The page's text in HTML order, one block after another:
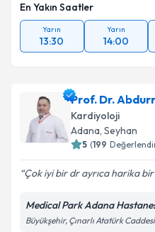
Takvim
En Yakın Saatler
Yarın
13:30
Yarın
14:00
Prof. Dr.
Kardiyoloji
Adana, Seyhan
5 (199
Çok iyi bir dr ayrıca harika
Medical Park Adana
Büyükşehir, Çınarlı Atatürk